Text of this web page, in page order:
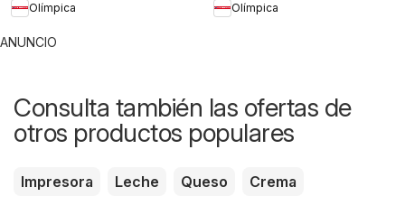
Olímpica
Olímpica
ANUNCIO
Consulta también las ofertas de
otros productos populares
Impresora Leche Queso Crema